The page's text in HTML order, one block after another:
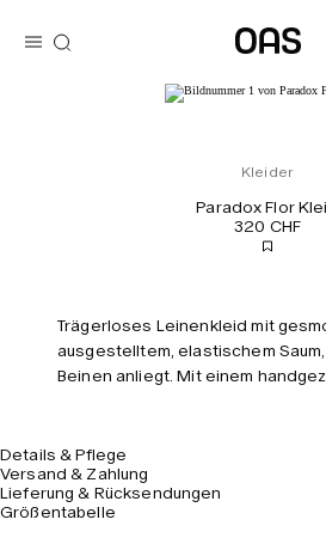
Kleider
Paradox Flor
320 CHF
Trägerloses Leinenkleid mit
ausgestelltem, elastischem
Beinen anliegt. Mit einem
Details & Pflege
Versand & Zahlung
Lieferung & Rücksendungen
Größentabelle